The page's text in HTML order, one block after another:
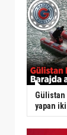
Gülistan
yapan